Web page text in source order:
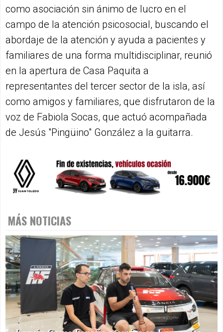
como asociación sin ánimo de lucro en el
campo de la atención psicosocial, buscando el
abordaje de la atención y ayuda a pacientes y
familiares de una forma multidisciplinar, reunió
en la apertura de Casa Paquita a
representantes del tercer sector de la isla, así
como amigos y familiares, que disfrutaron de la
voz de Fabiola Socas, que actuó acompañada
de Jesús "Pingüino" González a la guitarra.
MÁS NOTICIAS